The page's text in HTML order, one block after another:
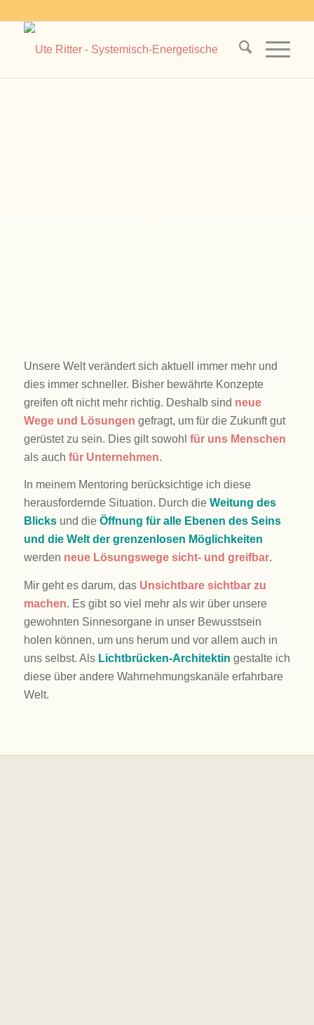
Unsere Welt verändert sich aktuell immer mehr und
dies immer schneller. Bisher bewährte Konzepte
greifen oft nicht mehr richtig. Deshalb sind neue
Wege und Lösungen gefragt, um für die Zukunft gut
gerüstet zu sein. Dies gilt sowohl für uns Menschen
als auch für Unternehmen.
In meinem Mentoring berücksichtige ich diese
herausfordernde Situation. Durch die Weitung des
Blicksund die Öffnung für alle Ebenen des Seins
und die Welt der grenzenlosen Möglichkeiten
werden neue Lösungswege sicht- und greifbar.
Mir geht es darum, das Unsichtbare sichtbar zu
machen. Es gibt so viel mehr als wir über unsere
gewohnten Sinnesorgane in unser Bewusstsein
holen können, um uns herum und vor allem auch in
uns selbst. Als Lichtbrücken-Architektin gestalte ich
diese über andere Wahrnehmungskanäle erfahrbare
Welt.